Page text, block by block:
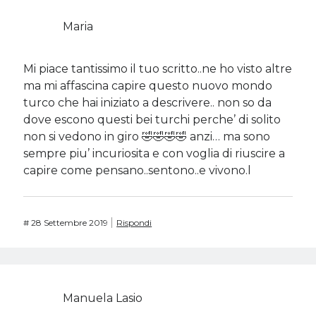
Maria
Mi piace tantissimo il tuo scritto..ne ho visto altre
ma mi affascina capire questo nuovo mondo
turco che hai iniziato a descrivere.. non so da
dove escono questi bei turchi perche’ di solito
non si vedono in giro 🤣🤣🤣🤣 anzi… ma sono
sempre piu’ incuriosita e con voglia di riuscire a
capire come pensano..sentono..e vivono.l
#28 Settembre 2019 Rispondi
Manuela Lasio